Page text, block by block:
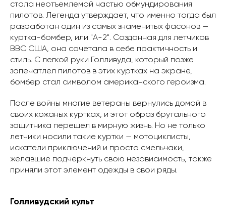
стала неотъемлемой частью обмундирования
пилотов. Легенда утверждает, что именно тогда был
разработан один из самых знаменитых фасонов —
куртка-бомбер, или "A-2". Созданная для летчиков
ВВС США, она сочетала в себе практичность и
стиль. С легкой руки Голливуда, который позже
запечатлел пилотов в этих куртках на экране,
бомбер стал символом американского героизма.
После войны многие ветераны вернулись домой в
своих кожаных куртках, и этот образ брутального
защитника перешел в мирную жизнь. Но не только
летчики носили такие куртки — мотоциклисты,
искатели приключений и просто смельчаки,
желавшие подчеркнуть свою независимость, также
приняли этот элемент одежды в свои ряды.
Голливудский культ